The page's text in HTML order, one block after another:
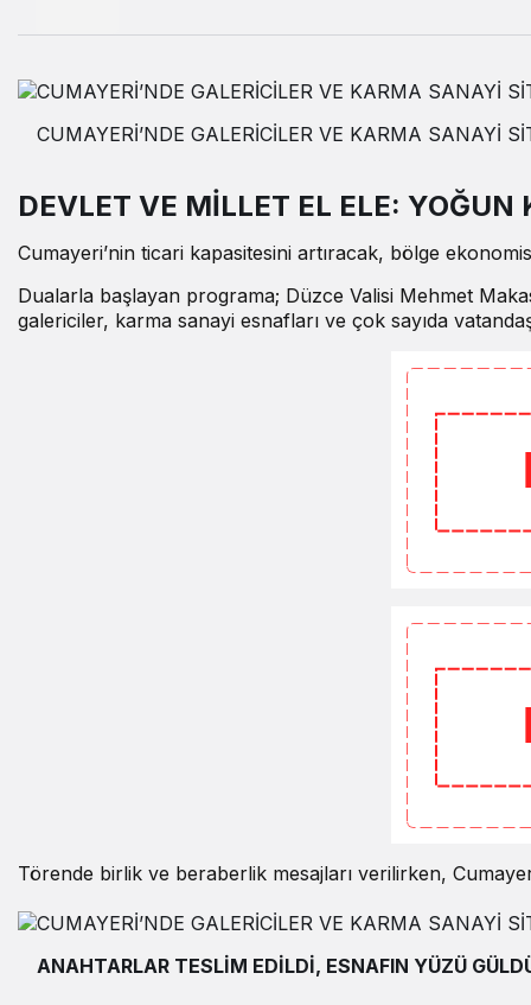
CUMAYERİ’NDE GALERİCİLER VE KARMA SANAYİ
DEVLET VE MİLLET EL ELE: YOĞUN
Cumayeri’nin ticari kapasitesini artıracak, bölge
Dualarla başlayan programa; Düzce Valisi Mehmet
galericiler, karma sanayi esnafları ve çok sayıda vatandaş
Törende birlik ve beraberlik mesajları verilirken,
ANAHTARLAR TESLİM EDİLDİ, ESNAFIN YÜZÜ